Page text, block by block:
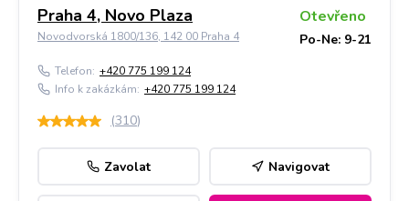
Praha 4, Novo Plaza
Novodvorská 1800/136, 142 00 Praha 4
Otevřeno
Po-Ne: 9-21
Telefon: +420 775 199 124
Info k zakázkám: +420 775 199 124
(310)
Zavolat Navigovat